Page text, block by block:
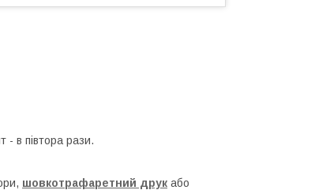
- в півтора рази.
шовкотрафаретний друк або